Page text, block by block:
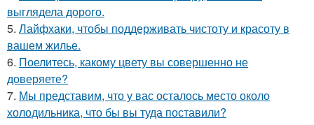
выглядела дорого.
5. Лайфхаки, чтобы поддерживать чистоту и красоту в
вашем жилье.
6. Поелитесь, какому цвету вы совершенно не
доверяете?
7. Мы представим, что у вас осталось место около
холодильника, что бы вы туда поставили?